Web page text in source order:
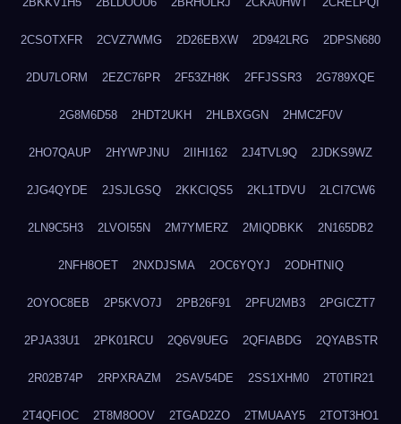
2CSOTXFR 2CVZ7WMG 2D26EBXW 2D942LRG 2DPSN680
2DU7LORM 2EZC76PR 2F53ZH8K 2FFJSSR3 2G789XQE
2G8M6D58 2HDT2UKH 2HLBXGGN 2HMC2F0V
2HO7QAUP 2HYWPJNU 2IIHI162 2J4TVL9Q 2JDKS9WZ
2JG4QYDE 2JSJLGSQ 2KKCIQS5 2KL1TDVU 2LCI7CW6
2LN9C5H3 2LVOI55N 2M7YMERZ 2MIQDBKK 2N165DB2
2NFH8OET 2NXDJSMA 2OC6YQYJ 2ODHTNIQ
2OYOC8EB 2P5KVO7J 2PB26F91 2PFU2MB3 2PGICZT7
2PJA33U1 2PK01RCU 2Q6V9UEG 2QFIABDG 2QYABSTR
2R02B74P 2RPXRAZM 2SAV54DE 2SS1XHM0 2T0TIR21
2T4QFIOC 2T8M8OOV 2TGAD2ZO 2TMUAAY5 2TOT3HO1